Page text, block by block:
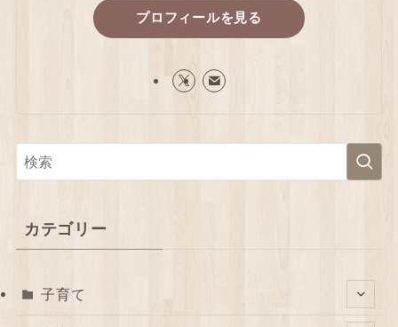
プロフィールを見る
カテゴリー
子育て